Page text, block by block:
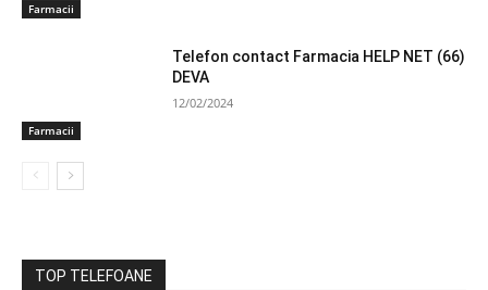
Farmacii
Farmacii
Telefon contact Farmacia HELP NET (66)
DEVA
12/02/2024
TOP TELEFOANE